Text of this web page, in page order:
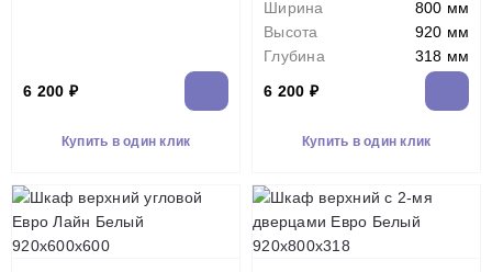
6 200 ₽
Купить в один клик
Ширина
800 мм
Высота
920 мм
Глубина
318 мм
6 200 ₽
Купить в один клик